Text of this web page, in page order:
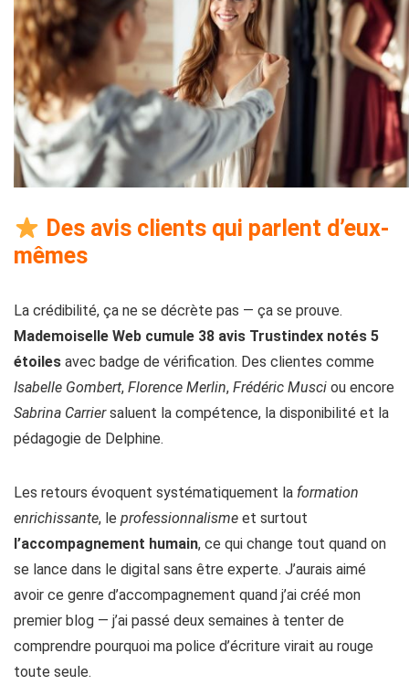
Des avis clients qui parlent d’eux-
mêmes
La crédibilité, ça ne se décrète pas — ça se prouve.
Mademoiselle Web cumule 38 avis Trustindex notés 5
étoiles avec badge de vérification. Des clientes comme
Isabelle Gombert, Florence Merlin, Frédéric Musci ou encore
Sabrina Carriersaluent la compétence, la disponibilité et la
pédagogie de Delphine.
Les retours évoquent systématiquement la formation
enrichissante, le professionnalisme et surtout
l’accompagnement humain, ce qui change tout quand on
se lance dans le digital sans être experte. J’aurais aimé
avoir ce genre d’accompagnement quand j’ai créé mon
premier blog — j’ai passé deux semaines à tenter de
comprendre pourquoi ma police d’écriture virait au rouge
toute seule.